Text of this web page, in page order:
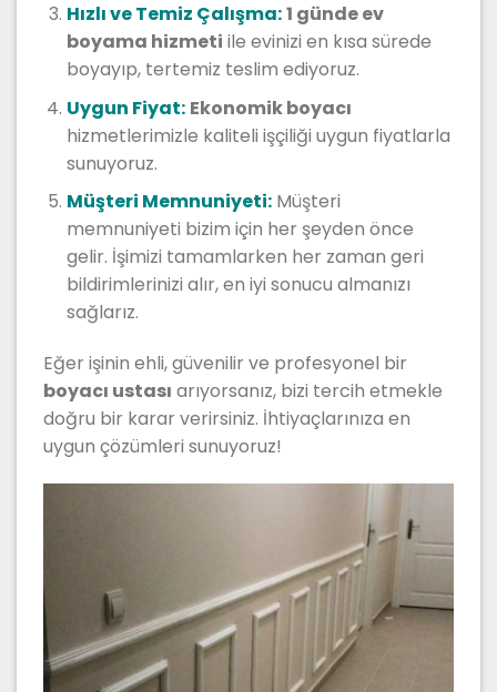
Hızlı ve Temiz Çalışma:1 günde ev
boyama hizmeti ile evinizi en kısa sürede
boyayıp, tertemiz teslim ediyoruz.
Uygun Fiyat: Ekonomik boyacı
hizmetlerimizle kaliteli işçiliği uygun fiyatlarla
sunuyoruz.
Müşteri Memnuniyeti:Müşteri
memnuniyeti bizim için her şeyden önce
gelir. İşimizi tamamlarken her zaman geri
bildirimlerinizi alır, en iyi sonucu almanızı
sağlarız.
Eğer işinin ehli, güvenilir ve profesyonel bir
boyacı ustası arıyorsanız, bizi tercih etmekle
doğru bir karar verirsiniz. İhtiyaçlarınıza en
uygun çözümleri sunuyoruz!